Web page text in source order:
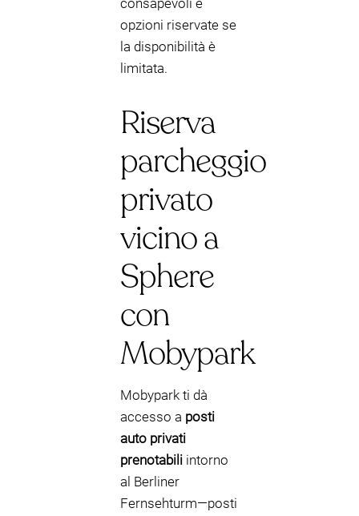
consapevoli e
opzioni riservate se
la disponibilità è
limitata.
Riserva
parcheggio
privato
vicino a
Sphere
con
Mobypark
Mobypark ti dà
accesso a posti
auto privati
prenotabili intorno
al Berliner
Fernsehturm—posti